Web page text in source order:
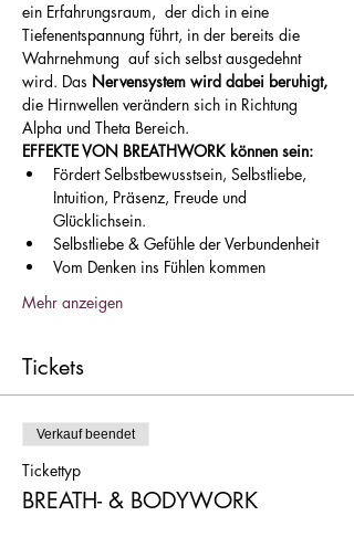
ein Erfahrungsraum,  der dich in eine
Tiefenentspannung führt, in der bereits die
Wahrnehmung  auf sich selbst ausgedehnt
wird. Das Nervensystem wird dabei beruhigt,
die Hirnwellen verändern sich in Richtung
Alpha und Theta Bereich.
EFFEKTE VON BREATHWORK können sein:
Fördert Selbstbewusstsein, Selbstliebe,
Intuition, Präsenz, Freude und
Glücklichsein.
Selbstliebe & Gefühle der Verbundenheit
Vom Denken ins Fühlen kommen
Mehr anzeigen
Tickets
Verkauf beendet
Tickettyp
BREATH- & BODYWORK